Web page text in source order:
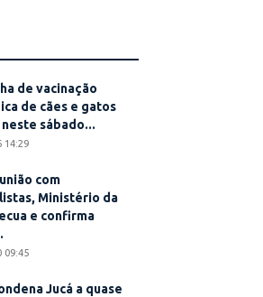
de vacinação
de cães e gatos
sábado...
14:29
com
Ministério da
e confirma
09:45
Jucá a quase